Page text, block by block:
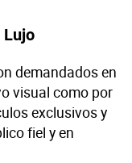
Lujo
demandados en
visual como por
exclusivos y
fiel y en